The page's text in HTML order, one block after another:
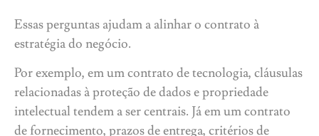
Essas perguntas ajudam a alinhar o contrato à
estratégia do negócio.
Por exemplo, em um contrato de tecnologia, cláusulas
relacionadas à proteção de dados e propriedade
intelectual tendem a ser centrais. Já em um contrato
de fornecimento, prazos de entrega, critérios de